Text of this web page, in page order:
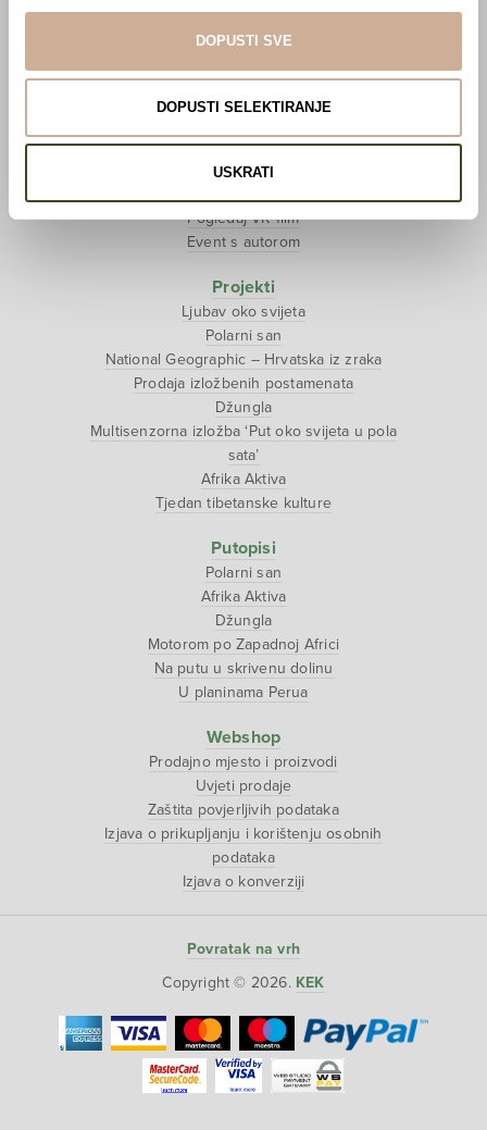
DOPUSTI SVE
DOPUSTI SELEKTIRANJE
USKRATI
Webshop
Učlani se u KEK!
Lovci sakupljači
O projektu
Pogledaj VR film
Event s autorom
Projekti
Ljubav oko svijeta
Polarni san
National Geographic – Hrvatska iz zraka
Prodaja izložbenih postamenata
Džungla
Multisenzorna izložba ‘Put oko svijeta u pola
sata’
Afrika Aktiva
Tjedan tibetanske kulture
Putopisi
Polarni san
Afrika Aktiva
Džungla
Motorom po Zapadnoj Africi
Na putu u skrivenu dolinu
U planinama Perua
Webshop
Prodajno mjesto i proizvodi
Uvjeti prodaje
Zaštita povjerljivih podataka
Izjava o prikupljanju i korištenju osobnih
podataka
Izjava o konverziji
Povratak na vrh
Copyright © 2026. KEK